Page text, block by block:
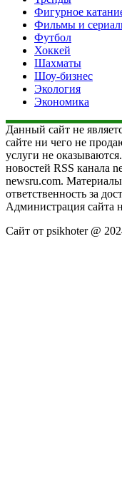
Фигурное
Фильмы и
Футбол
Хоккей
Шахматы
Шоу-бизнес
Экология
Экономика
Данный сайт не
сайте ни чего не
услуги не
новостей RSS канала
newsru.com.
ответственность за
Администрация сайта
Сайт от psikhoter @